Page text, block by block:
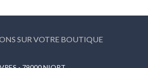
SUR VOTRE BOUTIQUE